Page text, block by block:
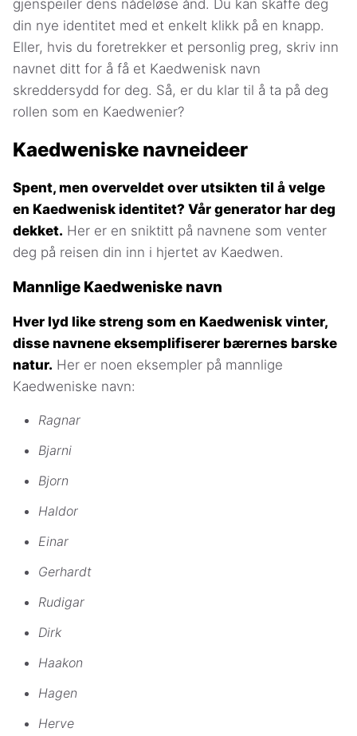
gjenspeiler dens nådeløse ånd. Du kan skaffe deg
din nye identitet med et enkelt klikk på en knapp.
Eller, hvis du foretrekker et personlig preg, skriv inn
navnet ditt for å få et Kaedwenisk navn
skreddersydd for deg. Så, er du klar til å ta på deg
rollen som en Kaedwenier?
Kaedweniske navneideer
Spent, men overveldet over utsikten til å velge
en Kaedwenisk identitet? Vår generator har deg
dekket. Her er en sniktitt på navnene som venter
deg på reisen din inn i hjertet av Kaedwen.
Mannlige Kaedweniske navn
Hver lyd like streng som en Kaedwenisk vinter,
disse navnene eksemplifiserer bærernes barske
natur. Her er noen eksempler på mannlige
Kaedweniske navn:
Ragnar
Bjarni
Bjorn
Haldor
Einar
Gerhardt
Rudigar
Dirk
Haakon
Hagen
Herve